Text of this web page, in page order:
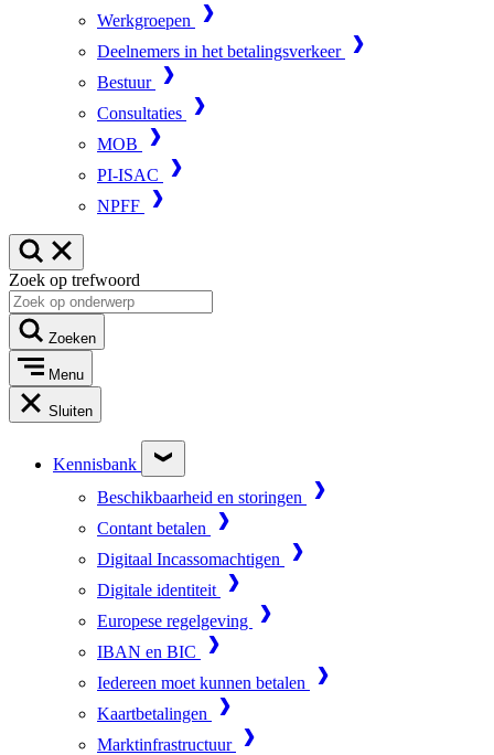
Werkgroepen
Deelnemers in het betalingsverkeer
Bestuur
Consultaties
MOB
PI-ISAC
NPFF
Zoek op trefwoord
Zoeken
Menu
Sluiten
Kennisbank
Beschikbaarheid en storingen
Contant betalen
Digitaal Incassomachtigen
Digitale identiteit
Europese regelgeving
IBAN en BIC
Iedereen moet kunnen betalen
Kaartbetalingen
Marktinfrastructuur